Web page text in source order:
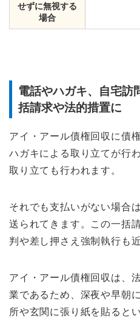
せずに無視する
場合
電話やハガキ、自宅訪
括請求や法的措置に
アイ・アール債権回収に債
ハガキによる取り立てが行
取り立ても行われます。
それでも支払いがない場合
送られてきます。この一括
判や差し押さえ強制執行も
アイ・アール債権回収は、
業であるため、深夜や早朝
所や玄関に張り紙を貼ると